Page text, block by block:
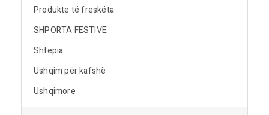
Produkte të freskëta
SHPORTA FESTIVE
Shtëpia
Ushqim për kafshë
Ushqimore